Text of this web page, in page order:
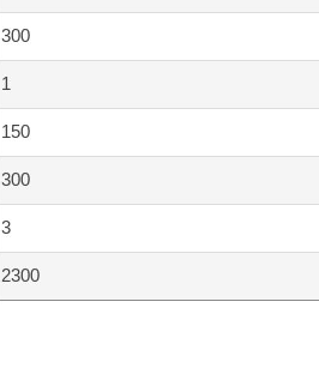
300
1
150
300
3
2300